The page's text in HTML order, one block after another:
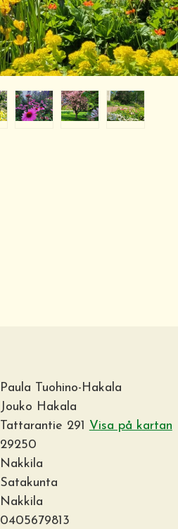
Paula Tuohino-Hakala
Jouko Hakala
Tattarantie 291 Visa på kartan
29250
Nakkila
Satakunta
Nakkila
0405679813